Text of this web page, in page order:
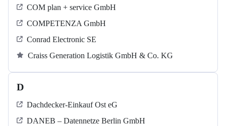
COM plan + service GmbH
COMPETENZA GmbH
Conrad Electronic SE
Craiss Generation Logistik GmbH & Co. KG
D
Dachdecker-Einkauf Ost eG
DANEB – Datennetze Berlin GmbH